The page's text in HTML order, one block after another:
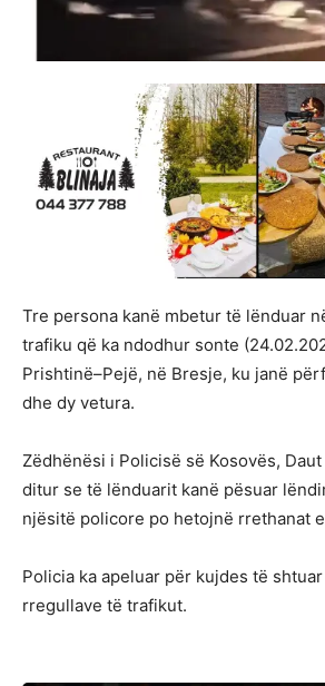
Tre persona kanë mbetur të lënduar
trafiku që ka ndodhur sonte
Prishtinë–Pejë, në Bresje, ku janë
dhe dy vetura.
Zëdhënësi i Policisë së Kosovës,
ditur se të lënduarit kanë pësuar
njësitë policore po hetojnë rrethanat
Policia ka apeluar për kujdes të
rregullave të trafikut.